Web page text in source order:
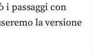
i passaggi con
la versione